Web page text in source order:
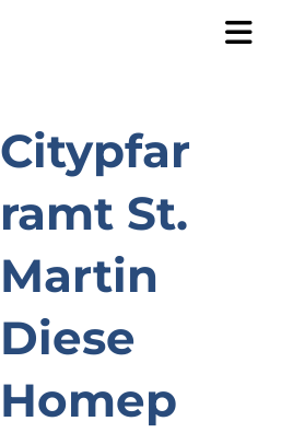
Citypfar
ramt St.
Martin
Diese
Homep